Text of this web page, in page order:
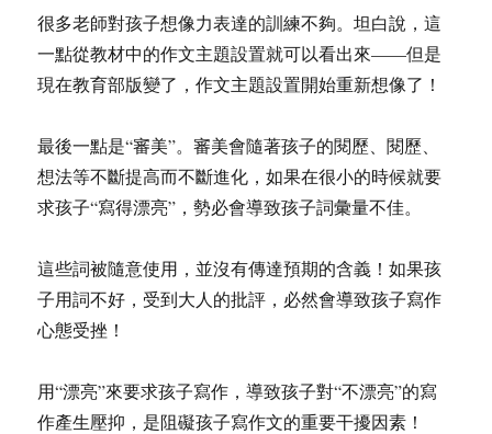
很多老師對孩子想像力表達的訓練不夠。坦白說，這
一點從教材中的作文主題設置就可以看出來——但是
現在教育部版變了，作文主題設置開始重新想像了！
最後一點是“審美”。審美會隨著孩子的閱歷、閱歷、
想法等不斷提高而不斷進化，如果在很小的時候就要
求孩子“寫得漂亮”，勢必會導致孩子詞彙量不佳。
這些詞被隨意使用，並沒有傳達預期的含義！如果孩
子用詞不好，受到大人的批評，必然會導致孩子寫作
心態受挫！
用“漂亮”來要求孩子寫作，導致孩子對“不漂亮”的寫
作產生壓抑，是阻礙孩子寫作文的重要干擾因素！